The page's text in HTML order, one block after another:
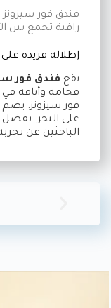
راقية تجمع بين
إطلالة فريدة
يقع فندق فور
فخامة وأناقة في
فور سيزونز.
على البحر. بفضل
الباحثين عن